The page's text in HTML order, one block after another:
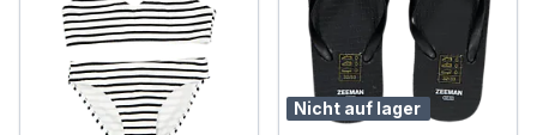
Nicht auf lager